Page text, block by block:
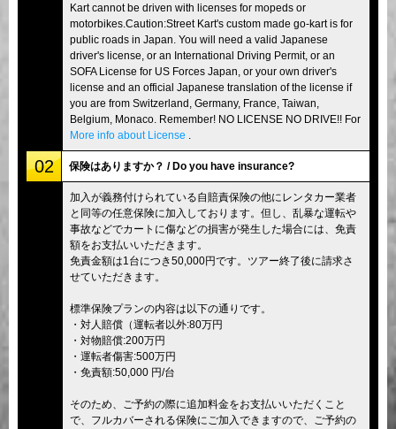
Kart cannot be driven with licenses for mopeds or
motorbikes.Caution:Street Kart's custom made go-kart is for
public roads in Japan. You will need a valid Japanese
driver's license, or an International Driving Permit, or an
SOFA License for US Forces Japan, or your own driver's
license and an official Japanese translation of the license if
you are from Switzerland, Germany, France, Taiwan,
Belgium, Monaco. Remember! NO LICENSE NO DRIVE!! For
More info about License
02 保険はありますか？ / Do you have insurance?
加入が義務付けられている自賠責保険の他にレンタカー業者
と同等の任意保険に加入しております。但し、乱暴な運転や
事故などでカートに傷などの損害が発生した場合には、免責
額をお支払いいただきます。
免責金額は1台につき50,000円です。ツアー終了後に請求さ
せていただきます。
標準保険プランの内容は以下の通りです。
・対人賠償（運転者以外:80万円
・対物賠償:200万円
・運転者傷害:500万円
・免責額:50,000 円/台
そのため、ご予約の際に追加料金をお支払いいただくこと
で、フルカバーされる保険にご加入できますので、ご予約の